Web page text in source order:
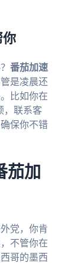
你
番茄加速
是凌晨还
比如你在
，联系客
保你不错
茄加
党，你肯
不管你在
哥的墨西